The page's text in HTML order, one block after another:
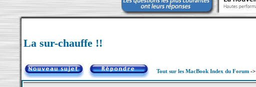
La sur-chauffe !!
Tout sur les MacBook Index du Forum->